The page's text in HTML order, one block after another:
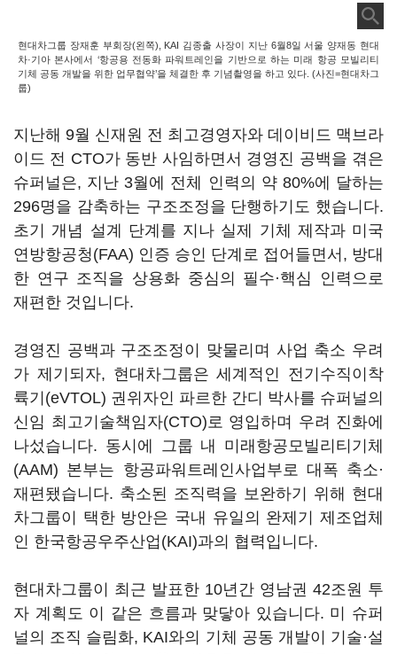
현대차그룹 장재훈 부회장(왼쪽), KAI 김종출 사장이 지난 6월8일 서울 양재동 현대
차·기아 본사에서 ‘항공용 전동화 파워트레인을 기반으로 하는 미래 항공 모빌리티
기체 공동 개발을 위한 업무협약’을 체결한 후 기념촬영을 하고 있다. (사진=현대차그
룹)
지난해 9월 신재원 전 최고경영자와 데이비드 맥브라
이드 전 CTO가 동반 사임하면서 경영진 공백을 겪은
슈퍼널은, 지난 3월에 전체 인력의 약 80%에 달하는
296명을 감축하는 구조조정을 단행하기도 했습니다.
초기 개념 설계 단계를 지나 실제 기체 제작과 미국
연방항공청(FAA) 인증 승인 단계로 접어들면서, 방대
한 연구 조직을 상용화 중심의 필수·핵심 인력으로
재편한 것입니다.
경영진 공백과 구조조정이 맞물리며 사업 축소 우려
가 제기되자, 현대차그룹은 세계적인 전기수직이착
륙기(eVTOL) 권위자인 파르한 간디 박사를 슈퍼널의
신임 최고기술책임자(CTO)로 영입하며 우려 진화에
나섰습니다. 동시에 그룹 내 미래항공모빌리티기체
(AAM) 본부는 항공파워트레인사업부로 대폭 축소·
재편됐습니다. 축소된 조직력을 보완하기 위해 현대
차그룹이 택한 방안은 국내 유일의 완제기 제조업체
인 한국항공우주산업(KAI)과의 협력입니다.
현대차그룹이 최근 발표한 10년간 영남권 42조원 투
자 계획도 이 같은 흐름과 맞닿아 있습니다. 미 슈퍼
널의 조직 슬림화, KAI와의 기체 공동 개발이 기술·설